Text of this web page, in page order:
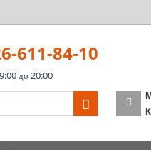
611-84-10
до 20:00